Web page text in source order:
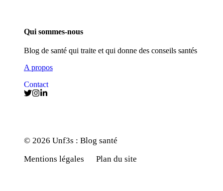
Qui sommes-nous
Blog de santé qui traite et qui donne des conseils santés
A propos
Contact
© 2026 Unf3s : Blog santé
Mentions légales
Plan du site